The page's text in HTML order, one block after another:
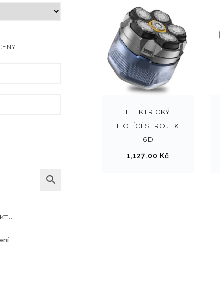
ELEKTRICKÝ
HOLÍCÍ STROJEK
6D
1,127.00 Kč